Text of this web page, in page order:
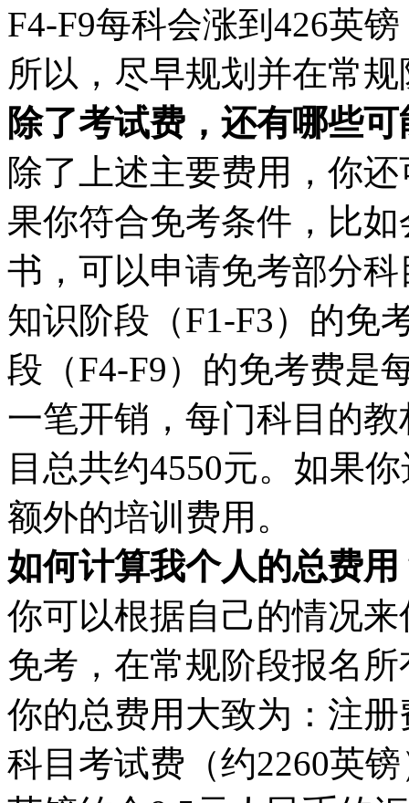
F4-F9每科会涨到426英
所以，尽早规划并在常
除了考试费，还有哪些
除了上述主要费用，你
果你符合免考条件，比
书，可以申请免考部分
知识阶段（F1-F3）的免
段（F4-F9）的免考费是
一笔开销，每门科目的
目总共约4550元。如果
额外的培训费用。
如何计算我个人的总费用
你可以根据自己的情况
免考，在常规阶段报名
你的总费用大致为：注
科目考试费（约2260英